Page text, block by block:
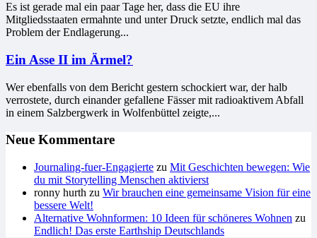
Es ist gerade mal ein paar Tage her, dass die EU ihre
Mitgliedsstaaten ermahnte und unter Druck setzte, endlich mal das
Problem der Endlagerung...
Ein Asse II im Ärmel?
Wer ebenfalls von dem Bericht gestern schockiert war, der halb
verrostete, durch einander gefallene Fässer mit radioaktivem Abfall
in einem Salzbergwerk in Wolfenbüttel zeigte,...
Neue Kommentare
Journaling-fuer-Engagierte zu Mit Geschichten bewegen: Wie
du mit Storytelling Menschen aktivierst
ronny hurth zu Wir brauchen eine gemeinsame Vision für eine
bessere Welt!
Alternative Wohnformen: 10 Ideen für schöneres Wohnen zu
Endlich! Das erste Earthship Deutschlands